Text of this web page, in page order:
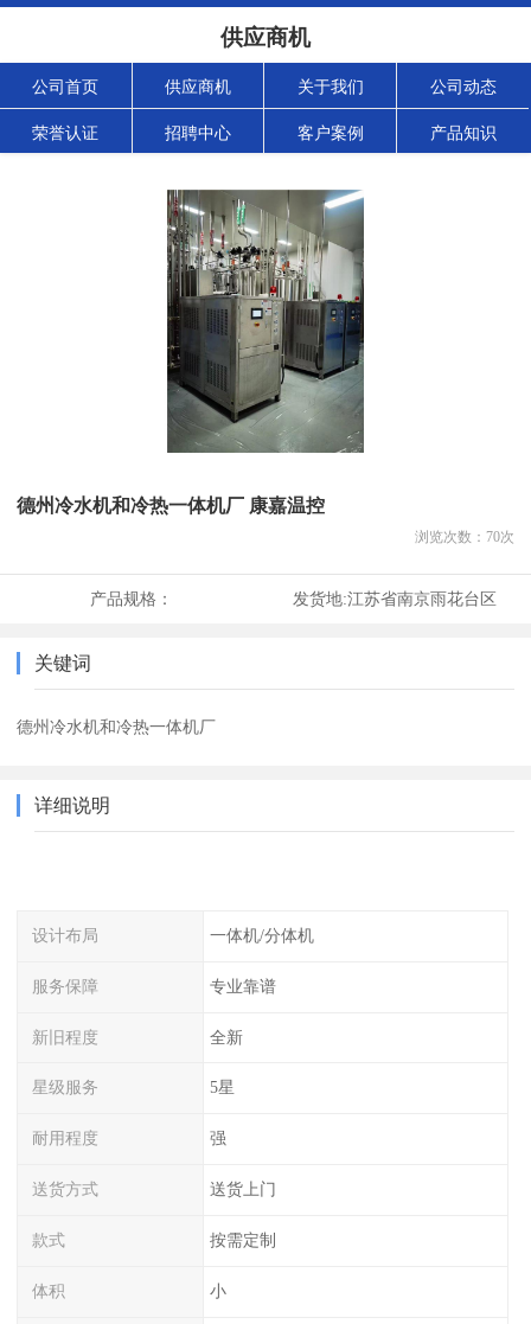
供应商机
公司首页 供应商机 关于我们 公司动态
荣誉认证 招聘中心 客户案例 产品知识
德州冷水机和冷热一体机厂 康嘉温控
浏览次数： 70次
产品规格： 发货地:江苏省南京雨花台区
关键词
德州冷水机和冷热一体机厂
详细说明
设计布局 一体机/分体机
服务保障 专业靠谱
新旧程度 全新
星级服务 5星
耐用程度 强
送货方式 送货上门
款式 按需定制
体积 小